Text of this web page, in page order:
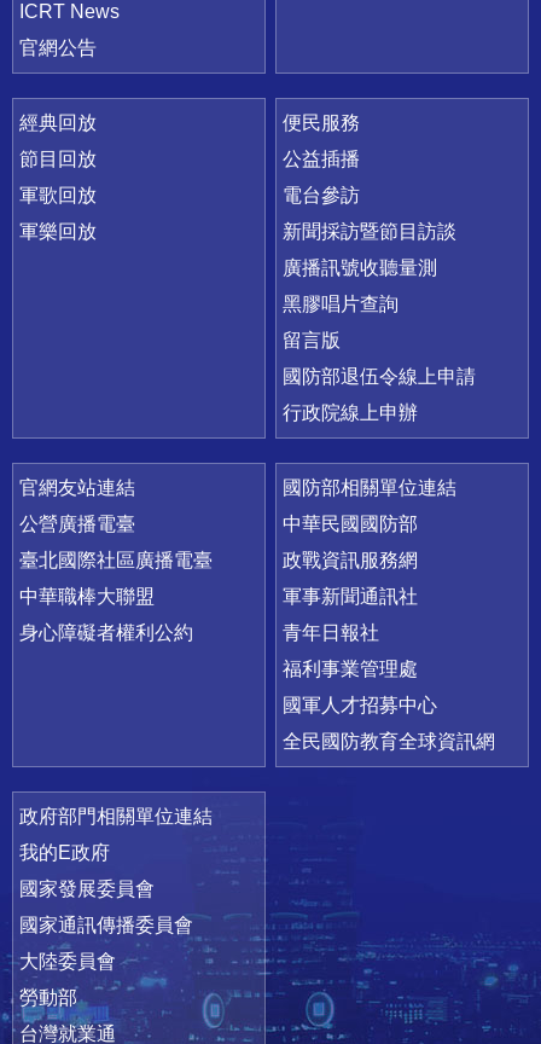
ICRT News
官網公告
經典回放
節目回放
軍歌回放
軍樂回放
便民服務
公益插播
電台參訪
新聞採訪暨節目訪談
廣播訊號收聽量測
黑膠唱片查詢
留言版
國防部退伍令線上申請
行政院線上申辦
官網友站連結
公營廣播電臺
臺北國際社區廣播電臺
中華職棒大聯盟
身心障礙者權利公約
國防部相關單位連結
中華民國國防部
政戰資訊服務網
軍事新聞通訊社
青年日報社
福利事業管理處
國軍人才招募中心
全民國防教育全球資訊網
政府部門相關單位連結
我的E政府
國家發展委員會
國家通訊傳播委員會
大陸委員會
勞動部
台灣就業通